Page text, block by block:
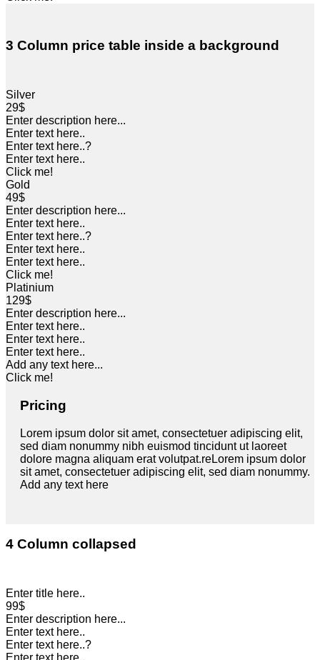
3 Column price table inside a background
Silver
29$
Enter description here...
Enter text here..
Enter text here..?
Enter text here..
Click me!
Gold
49$
Enter description here...
Enter text here..
Enter text here..?
Enter text here..
Enter text here..
Click me!
Platinium
129$
Enter description here...
Enter text here..
Enter text here..
Enter text here..
Add any text here...
Click me!
Pricing
Lorem ipsum dolor sit amet, consectetuer adipiscing elit,
sed diam nonummy nibh euismod tincidunt ut laoreet
dolore magna aliquam erat volutpat.reLorem ipsum dolor
sit amet, consectetuer adipiscing elit, sed diam nonummy.
Add any text here
4 Column collapsed
Enter title here..
99$
Enter description here...
Enter text here..
Enter text here..?
Enter text here..